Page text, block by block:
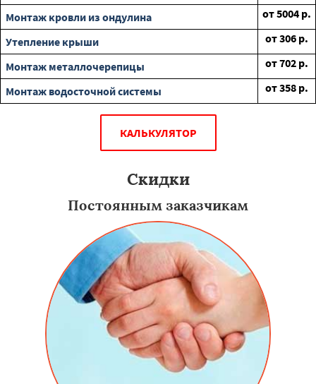
Монтаж кровли из ондулина от5004 р.
Утепление крыши
от306 р.
Монтаж металлочерепицы
от702 р.
Монтаж водосточной системы
от358 р.
КАЛЬКУЛЯТОР
Скидки
Постоянным заказчикам